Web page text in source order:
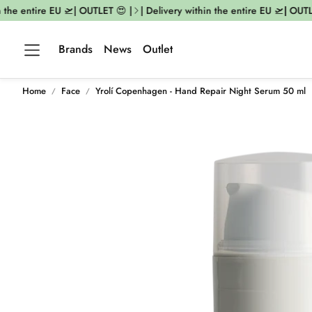
entire EU 🛫| OUTLET 😍 | | Delivery within the entire EU 🛫|
Brands News Outlet
Home Face Yrolí Copenhagen - Hand Repair Night Serum 50 ml